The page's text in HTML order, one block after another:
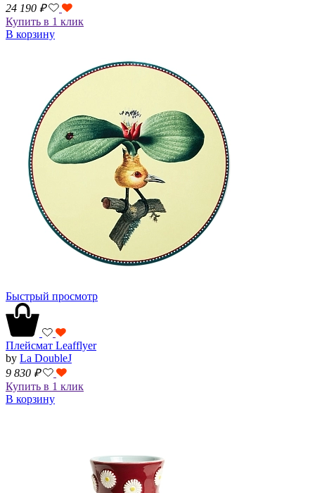
24 190 ₽
Купить в 1 клик
В корзину
Быстрый просмотр
Плейсмат Leafflyer
by La DoubleJ
9 830 ₽
Купить в 1 клик
В корзину